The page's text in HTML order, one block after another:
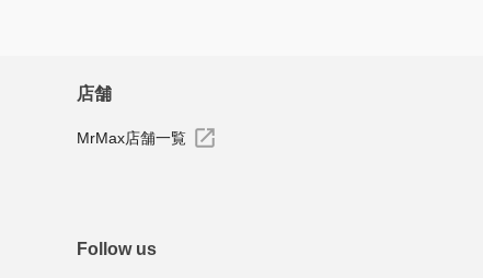
店舗
MrMax店舗一覧
Follow us